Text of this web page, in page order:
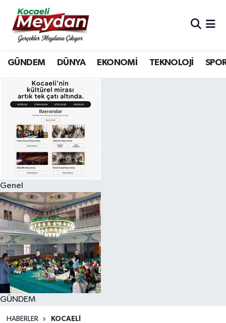
GÜNDEM DÜNYA EKONOMİ TEKNOLOJİ
Genel
GÜNDEM
HABERLER KOCAELI
Nöbetçi Eczaneler
Hava Durumu
Trafik Durumu
Süper Lig Puan Durumu ve Fikstür
Tüm Manşetler
Son Dakika Haberleri
Haber Arşivi